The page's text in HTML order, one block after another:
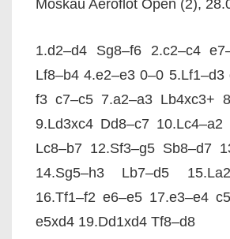
Moskau Aeroflot Open (2),
1.d2–d4 Sg8–f6 2.c2–c4
Lf8–b4 4.e2–e3 0–0 5.Lf1–d3
f3 c7–c5 7.a2–a3 Lb4xc3+
9.Ld3xc4 Dd8–c7 10.Lc4–a2
Lc8–b7 12.Sf3–g5 Sb8–d7
14.Sg5–h3 Lb7–d5
16.Tf1–f2 e6–e5 17.e3–e4
e5xd4 19.Dd1xd4 Tf8–d8